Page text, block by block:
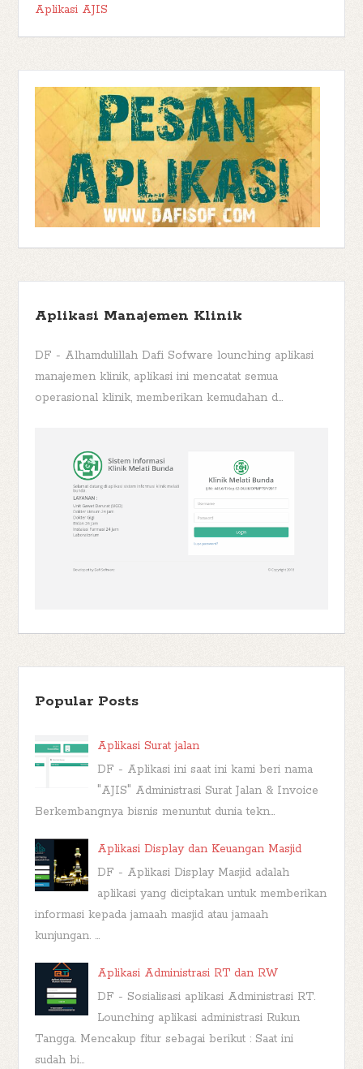
Aplikasi AJIS
Aplikasi Manajemen Klinik
DF - Alhamdulillah Dafi Sofware lounching aplikasi
manajemen klinik, aplikasi ini mencatat semua
operasional klinik, memberikan kemudahan d...
Popular Posts
Aplikasi Surat jalan
DF - Aplikasi ini saat ini kami beri nama
"AJIS" Administrasi Surat Jalan & Invoice
Berkembangnya bisnis menuntut dunia tekn...
Aplikasi Display dan Keuangan Masjid
DF - Aplikasi Display Masjid adalah
aplikasi yang diciptakan untuk memberikan
informasi kepada jamaah masjid atau jamaah
kunjungan. ...
Aplikasi Administrasi RT dan RW
DF - Sosialisasi aplikasi Administrasi RT.
Lounching aplikasi administrasi Rukun
Tangga. Mencakup fitur sebagai berikut : Saat ini
sudah bi...